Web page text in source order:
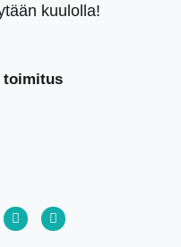
kuulolla!
toimitus